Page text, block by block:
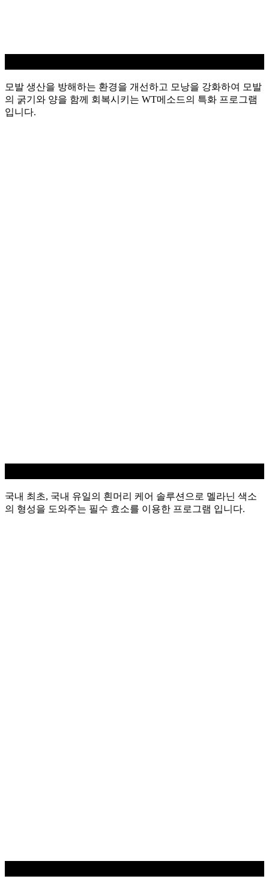
모발 생산을 방해하는 환경을 개선하고 모낭을 강화하여 모발
의 굵기와 양을 함께 회복시키는 WT메소드의 특화 프로그램
입니다.
국내 최초, 국내 유일의 흰머리 케어 솔루션으로 멜라닌 색소
의 형성을 도와주는 필수 효소를 이용한 프로그램 입니다.